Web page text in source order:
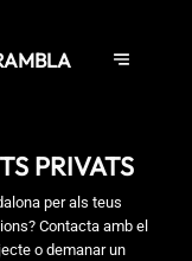
PRIVATS
per als teus
Contacta amb el
o demanar un